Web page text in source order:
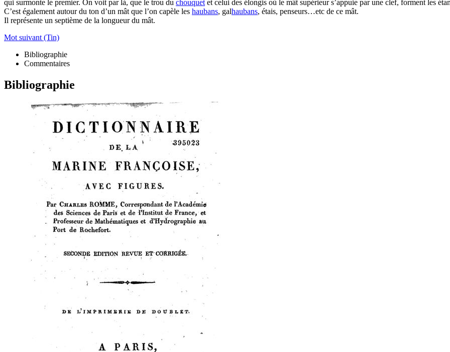
qui surmonte le premier. On voit par là, que le trou du chouquetet celui des élongis où le mât supérieur s’appuie par une clef, forment les
C’est également autour du ton d’un mât que l’on capèle les haubans, galhaubans, étais, penseurs…etc de ce mât.
Il représente un septième de la longueur du mât.
Mot suivant (Tin)
Bibliographie
Commentaires
Bibliographie